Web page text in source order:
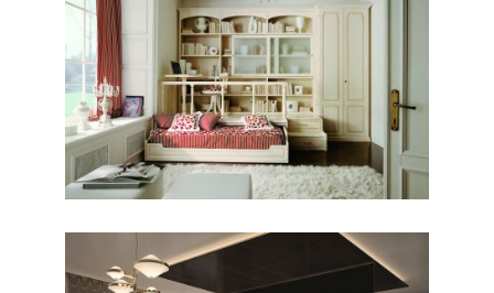
CLASSICO / CAMERETTE
Colibrì Comp. 1